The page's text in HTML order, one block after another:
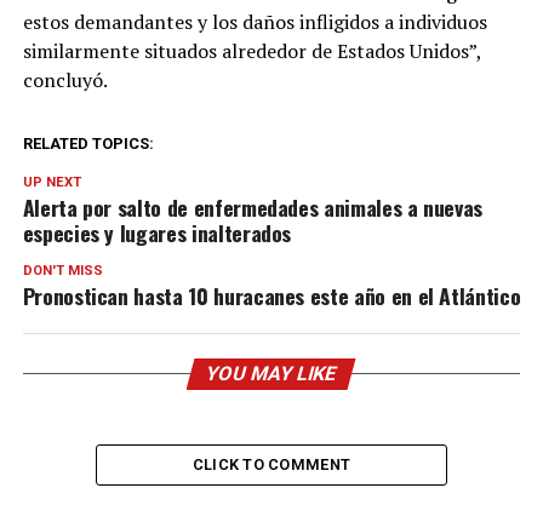
estos demandantes y los daños infligidos a individuos
similarmente situados alrededor de Estados Unidos”,
concluyó.
RELATED TOPICS:
UP NEXT
Alerta por salto de enfermedades animales a nuevas
especies y lugares inalterados
DON'T MISS
Pronostican hasta 10 huracanes este año en el Atlántico
YOU MAY LIKE
CLICK TO COMMENT